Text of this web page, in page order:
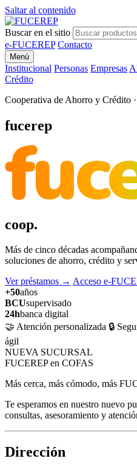
Saltar al contenido
Buscar en el sitio
e-FUCEREP Contacto
Menú
Institucional Personas Empresas
Crédito
Cooperativa de Ahorro y Crédito
fucerep
coop.
Más de cinco décadas
soluciones de ahorro, crédito y
Ver préstamos → Acceso e-
+50años
BCUsupervisado
24hbanca digital
🤝 Atención personalizada 🔒
ágil
NUEVA SUCURSAL
FUCEREP en COFAS
Más cerca, más cómodo, más
Te esperamos en nuestro nuevo
consultas, asesoramiento y
Dirección